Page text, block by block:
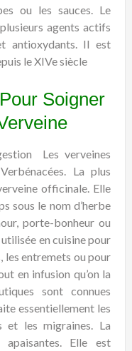
ou les sauces. Le
agents actifs
antioxydants. Il est
le XIVe siècle
Soigner
Les verveines
La plus
officinale. Elle
sous le nom d’herbe
porte-bonheur ou
en cuisine pour
les entremets ou pour
en infusion qu’on la
sont connues
essentiellement les
et les migraines. La
Elle est